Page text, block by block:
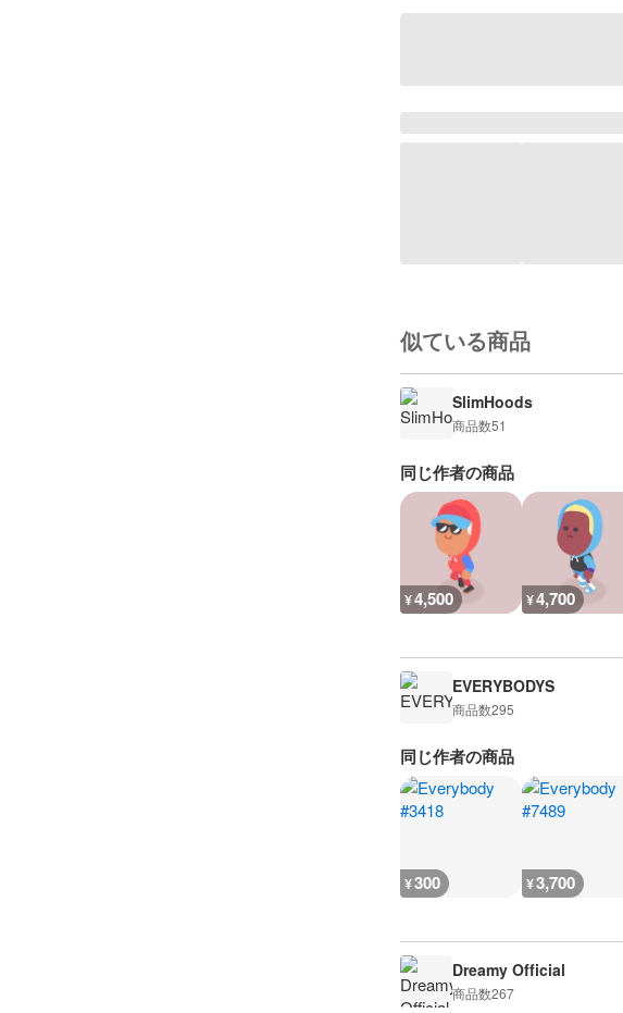
似ている商品
SlimHoods
商品数51
同じ作者の商品
¥4,500 ¥4,700
EVERYBODYS
商品数295
同じ作者の商品
¥300 ¥3,700
Dreamy Official
商品数267